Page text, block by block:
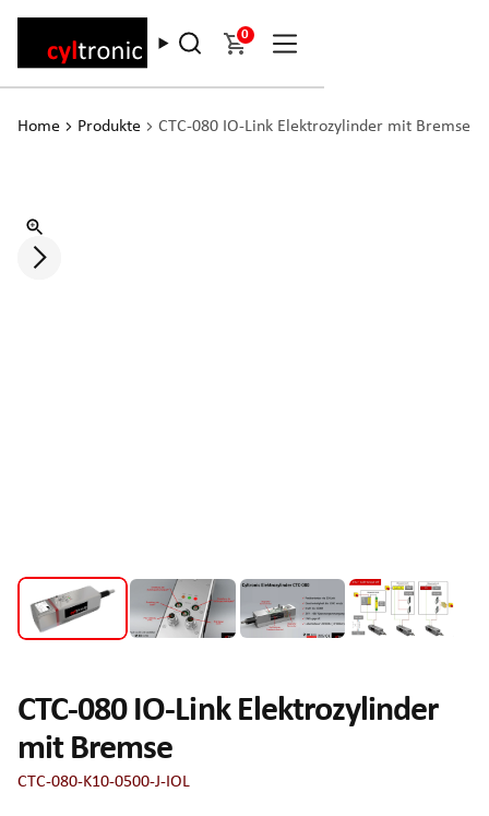
0
Home Produkte CTC-080 IO-Link Elektrozylinder mit Bremse
CTC-080 IO-Link Elektrozylinder
mit Bremse
CTC-080-K10-0500-J-IOL